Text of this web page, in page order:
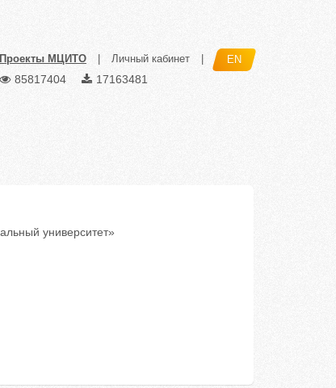
Проекты МЦИТО Личный кабинет EN
85817404 17163481
университет»